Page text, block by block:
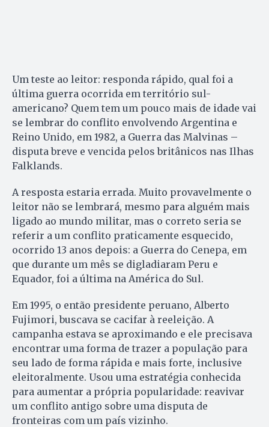
Um teste ao leitor: responda rápido, qual foi a
última guerra ocorrida em território sul-
americano? Quem tem um pouco mais de idade vai
se lembrar do conflito envolvendo Argentina e
Reino Unido, em 1982, a Guerra das Malvinas –
disputa breve e vencida pelos britânicos nas Ilhas
Falklands.
A resposta estaria errada. Muito provavelmente o
leitor não se lembrará, mesmo para alguém mais
ligado ao mundo militar, mas o correto seria se
referir a um conflito praticamente esquecido,
ocorrido 13 anos depois: a Guerra do Cenepa, em
que durante um mês se digladiaram Peru e
Equador, foi a última na América do Sul.
Em 1995, o então presidente peruano, Alberto
Fujimori, buscava se cacifar à reeleição. A
campanha estava se aproximando e ele precisava
encontrar uma forma de trazer a população para
seu lado de forma rápida e mais forte, inclusive
eleitoralmente. Usou uma estratégia conhecida
para aumentar a própria popularidade: reavivar
um conflito antigo sobre uma disputa de
fronteiras com um país vizinho.